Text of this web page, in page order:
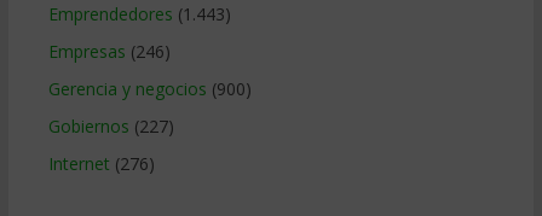
Emprendedores (1.443)
Empresas (246)
Gerencia y negocios (900)
Gobiernos (227)
Internet (276)